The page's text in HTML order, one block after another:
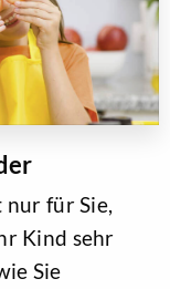
nur für Sie,
Kind sehr
Sie